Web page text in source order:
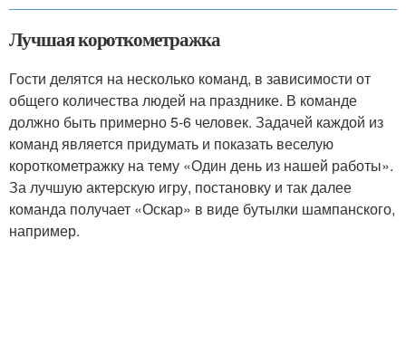
Лучшая короткометражка
Гости делятся на несколько команд, в зависимости от
общего количества людей на празднике. В команде
должно быть примерно 5-6 человек. Задачей каждой из
команд является придумать и показать веселую
короткометражку на тему «Один день из нашей работы».
За лучшую актерскую игру, постановку и так далее
команда получает «Оскар» в виде бутылки шампанского,
например.